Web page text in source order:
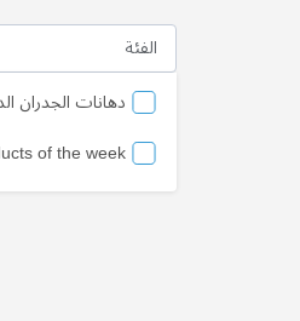
الفئة
دهانات الجدران
of the week